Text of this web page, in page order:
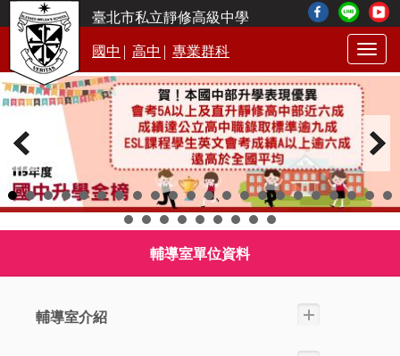
臺北市私立靜修高級中學
國中 | 高中 | 專業群科
輔導室單位資料
輔導室介紹